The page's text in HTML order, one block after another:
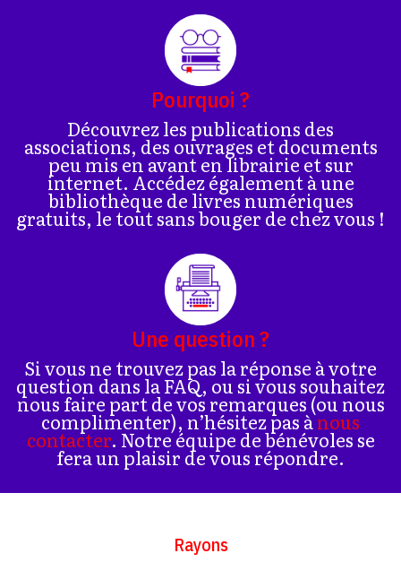
Pourquoi ?
Découvrez les publications des
associations, des ouvrages et documents
peu mis en avant en librairie et sur
internet. Accédez également à une
bibliothèque de livres numériques
gratuits, le tout sans bouger de chez vous !
Une question ?
Si vous ne trouvez pas la réponse à votre
question dans la FAQ, ou si vous souhaitez
nous faire part de vos remarques (ou nous
complimenter), n’hésitez pas ànous
contacter. Notre équipe de bénévoles se
fera un plaisir de vous répondre.
Rayons